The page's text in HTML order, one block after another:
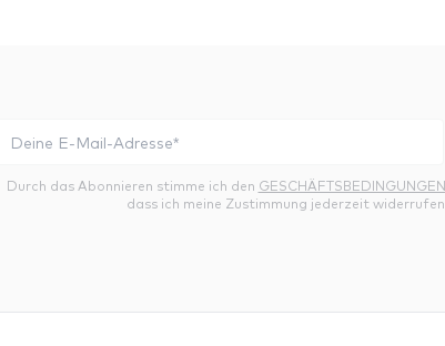
Durch das Abonnieren stimme ich den GESCHÄFTSBEDINGUNGEN
dass ich meine Zustimmung jederzeit